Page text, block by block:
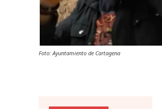
Foto: Ayuntamiento de Cartagena